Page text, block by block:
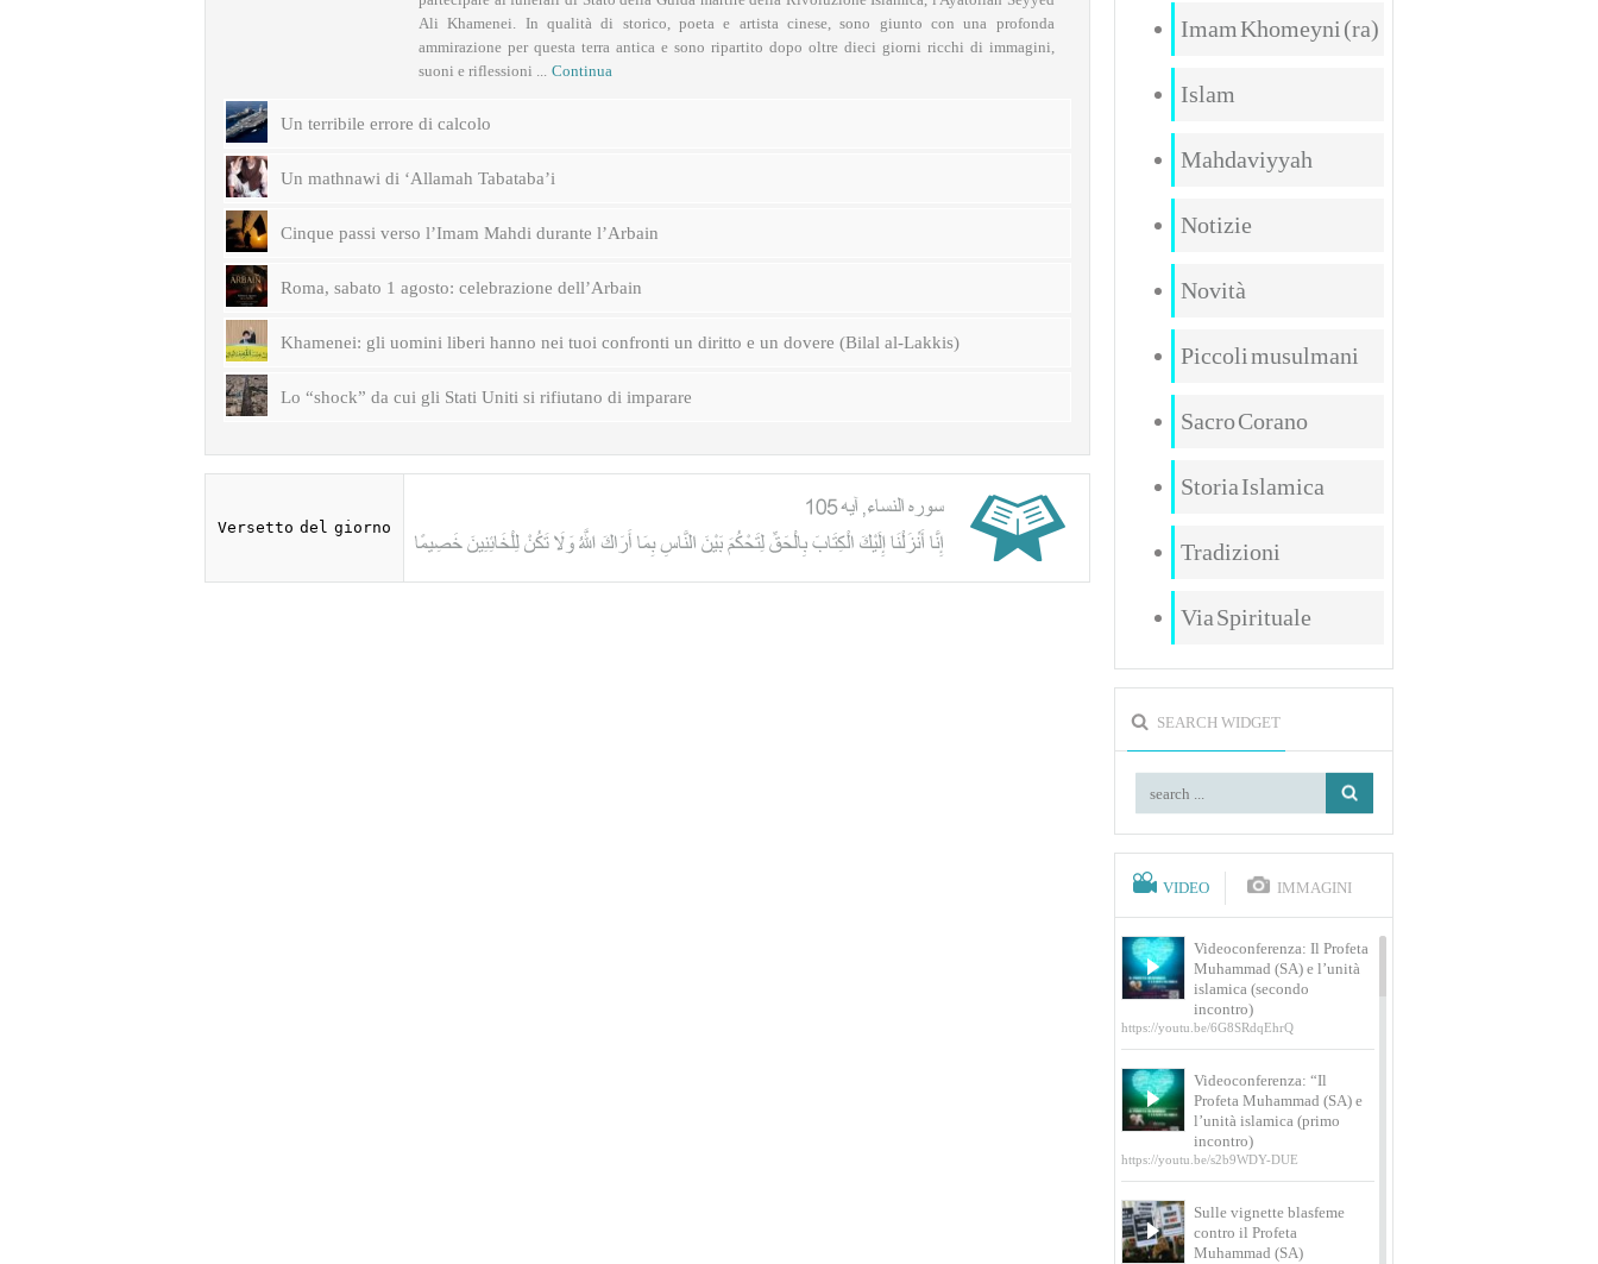
Ali Khamenei. In qualità di storico, poeta e artista cinese, sono giunto con una profonda
ammirazione per questa terra antica e sono ripartito dopo oltre dieci giorni ricchi di immagini,
suoni e riflessioni ...
Continua
Un terribile errore di calcolo
Un mathnawi di ‘Allamah Tabataba’i
Cinque passi verso l’Imam Mahdi durante l’Arbain
Roma, sabato 1 agosto: celebrazione dell’Arbain
Khamenei: gli uomini liberi hanno nei tuoi confronti un diritto e un dovere (Bilal al-Lakkis)
Lo “shock” da cui gli Stati Uniti si rifiutano di imparare
Versetto del giorno
Imam Khomeyni (ra)
Islam
Mahdaviyyah
Notizie
Novità
Piccoli musulmani
Sacro Corano
Storia Islamica
Tradizioni
Via Spirituale
SEARCH WIDGET
VIDEO IMMAGINI
Videoconferenza: Il Profeta
Muhammad (SA) e l’unità
islamica (secondo
incontro)
https://youtu.be/6G8SRdqEhrQ
Videoconferenza: “Il
Profeta Muhammad (SA) e
l’unità islamica (primo
incontro)
https://youtu.be/s2b9WDY-DUE
Sulle vignette blasfeme
contro il Profeta
Muhammad (SA)